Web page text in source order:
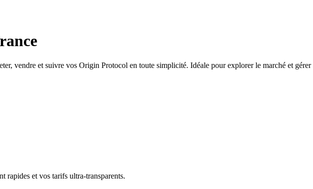
vendre et suivre vos Origin Protocol en toute simplicité. Idéale pour explorer le marché et gérer
rapides et vos tarifs ultra-transparents.